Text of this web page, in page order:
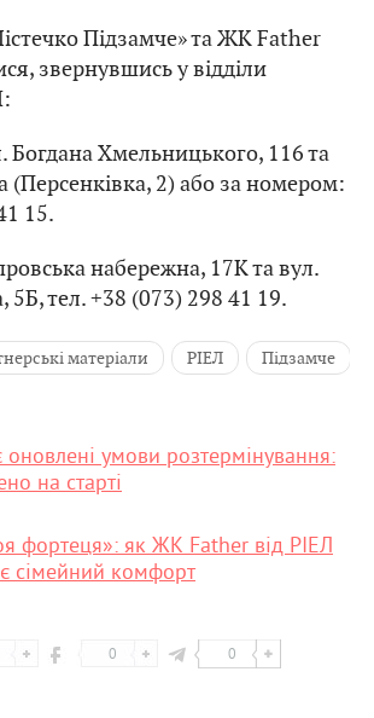
Підзамче» та ЖК Father
звернувшись у відділи
Богдана Хмельницького, 116 та
(Персенківка, 2) або за номером:
15.
набережна, 17К та вул.
5Б, тел. +38 (073) 298 41 19.
матеріали РІЕЛ Підзамче
оновлені умови розтермінування:
на старті
фортеця»: як ЖК Father від РІЕЛ
сімейний комфорт
0 0